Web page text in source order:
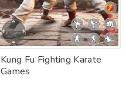
Kung Fu Fighting Karate
Games